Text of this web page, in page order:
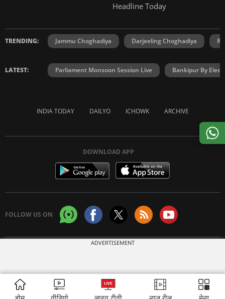
Headline Today
TRENDING: Jammu Choghadiya Darjeeling Choghadiya
LATEST: Parliament Monsoon Session Live Bankipur By
INDIA TODAY DAILYO ICHOWK ARCHIVE
DOWNLOAD APP
FOLLOW US ON
ADVERTISEMENT